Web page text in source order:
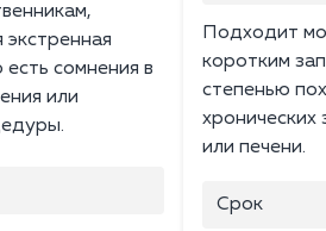
сомнения в
или
Подходит
коротким
степенью
хронических
или печени.
Срок